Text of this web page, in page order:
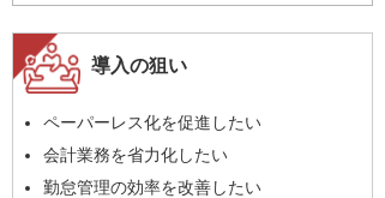
導入の狙い
ペーパーレス化を促進したい
会計業務を省力化したい
勤怠管理の効率を改善したい